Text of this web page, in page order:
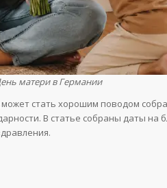
матери в Германии
стать хорошим поводом
В статье собраны даты на